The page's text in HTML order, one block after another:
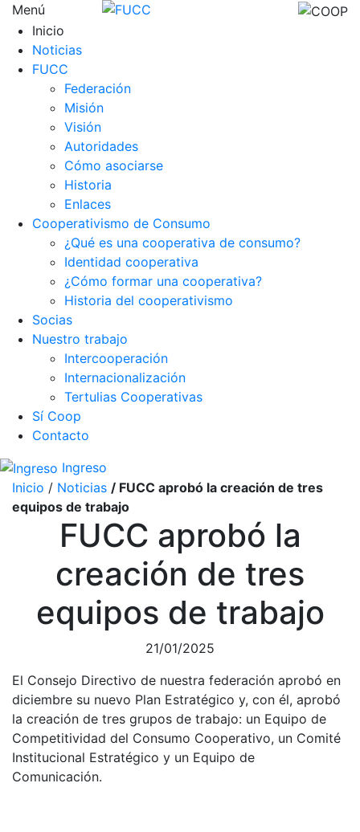
Menú
Inicio
Noticias
FUCC
Federación
Misión
Visión
Autoridades
Cómo asociarse
Historia
Enlaces
Cooperativismo de Consumo
¿Qué es una cooperativa de consumo?
Identidad cooperativa
¿Cómo formar una cooperativa?
Historia del cooperativismo
Socias
Nuestro trabajo
Intercooperación
Internacionalización
Tertulias Cooperativas
Sí Coop
Contacto
Ingreso
Inicio / Noticias / FUCC aprobó la creación de tres
equipos de trabajo
FUCC aprobó la
creación de tres
equipos de trabajo
21/01/2025
El Consejo Directivo de nuestra federación aprobó en
diciembre su nuevo Plan Estratégico y, con él, aprobó
la creación de tres grupos de trabajo: un Equipo de
Competitividad del Consumo Cooperativo, un Comité
Institucional Estratégico y un Equipo de
Comunicación.